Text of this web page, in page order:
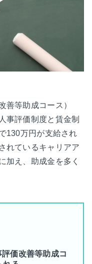
善等助成コース）
事評価制度と賃金制
130万円が支給され
れているキャリアア
加え、助成金を多く
価改善等助成コ